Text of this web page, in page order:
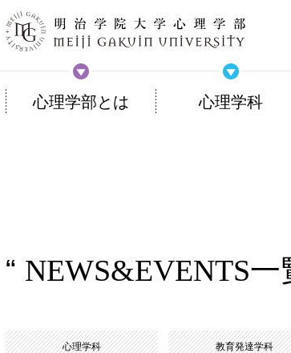
心理学部とは 心理学科
NEWS&EVENTS一
心理学科 教育発達学科